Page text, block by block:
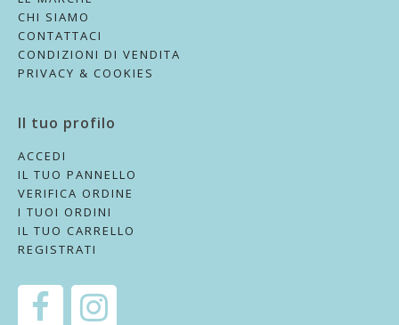
CHI SIAMO
CONTATTACI
CONDIZIONI DI VENDITA
PRIVACY & COOKIES
Il tuo profilo
ACCEDI
IL TUO PANNELLO
VERIFICA ORDINE
I TUOI ORDINI
IL TUO CARRELLO
REGISTRATI